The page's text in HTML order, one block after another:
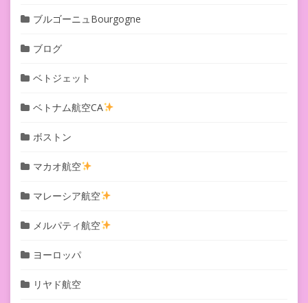
ブルゴーニュBourgogne
ブログ
ベトジェット
ベトナム航空CA
ボストン
マカオ航空
マレーシア航空
メルパティ航空
ヨーロッパ
リヤド航空